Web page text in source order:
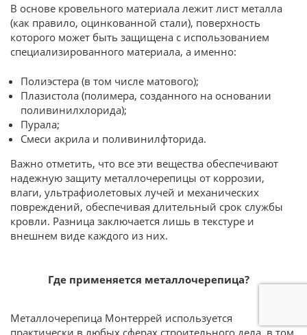
В основе кровельного материала лежит лист металла
(как правило, оцинкованной стали), поверхность
которого может быть защищена с использованием
специализированного материала, а именно:
Полиэстера (в том числе матового);
Плазистола (полимера, созданного на основании
поливинилхлорида);
Пурала;
Смеси акрила и поливинилфторида.
Важно отметить, что все эти вещества обеспечивают
надежную защиту металлочерепицы от коррозии,
влаги, ультрафиолетовых лучей и механических
повреждений, обеспечивая длительный срок службы
кровли. Разница заключается лишь в текстуре и
внешнем виде каждого из них.
Где применяется металлочерепица?
Металлочерепица Монтеррей используется
практически в любых сферах строительного дела, в том